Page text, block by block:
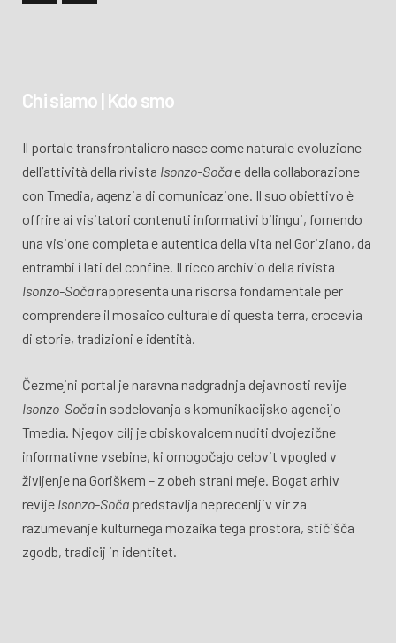
Chi siamo | Kdo smo
Il portale transfrontaliero nasce come naturale evoluzione
dell’attività della rivista Isonzo-Sočae della collaborazione
con Tmedia, agenzia di comunicazione. Il suo obiettivo è
offrire ai visitatori contenuti informativi bilingui, fornendo
una visione completa e autentica della vita nel Goriziano, da
entrambi i lati del confine. Il ricco archivio della rivista
Isonzo-Sočarappresenta una risorsa fondamentale per
comprendere il mosaico culturale di questa terra, crocevia
di storie, tradizioni e identità.
Čezmejni portal je naravna nadgradnja dejavnosti revije
Isonzo-Soča in sodelovanja s komunikacijsko agencijo
Tmedia. Njegov cilj je obiskovalcem nuditi dvojezične
informativne vsebine, ki omogočajo celovit vpogled v
življenje na Goriškem – z obeh strani meje. Bogat arhiv
revije Isonzo-Soča predstavlja neprecenljiv vir za
razumevanje kulturnega mozaika tega prostora, stičišča
zgodb, tradicij in identitet.